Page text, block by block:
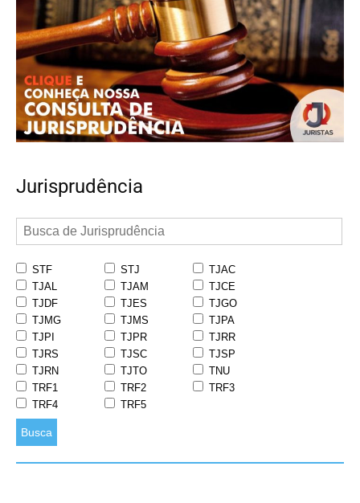
Jurisprudência
STF STJ
TJAC
TJAL
TJAM
TJCE
TJDF
TJES
TJGO
TJMG
TJMS
TJPA
TJPI
TJPR
TJRR
TJRS
TJSC
TJSP
TJRN
TJTO
TNU
TRF1
TRF2
TRF3
TRF4
TRF5
Busca